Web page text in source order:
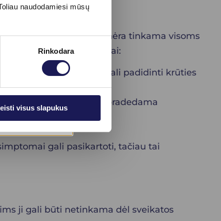
naudodamiesi mūsų
Rinkodara
visus slapukus
poveikius. PHT nėra tinkama visoms
šalutiniai poveikiai:
derinio vartojimas gali padidinti krūties
riziką, ypač jei ji pradedama
gali pasikartoti, tačiau tai
ji gali būti netinkama dėl sveikatos